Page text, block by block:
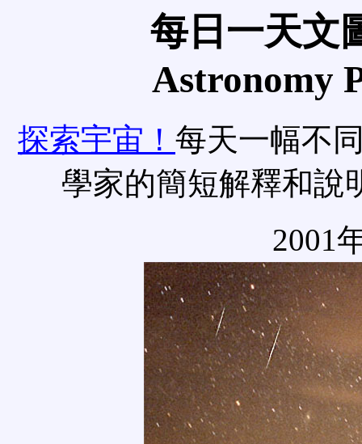
每日一天文
Astronomy
探索宇宙！ 每天一幅不
學家的簡短解釋和說
2001